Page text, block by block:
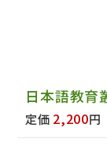
日本語教育
定価 2,200円